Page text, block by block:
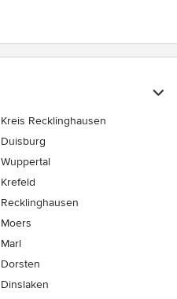
Kreis Recklinghausen
Duisburg
Wuppertal
Krefeld
Recklinghausen
Moers
Marl
Dorsten
Dinslaken